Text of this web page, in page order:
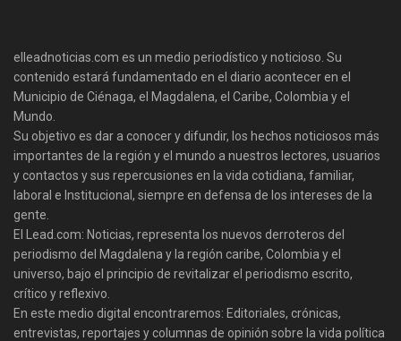
elleadnoticias.com es un medio periodístico y noticioso. Su
contenido estará fundamentado en el diario acontecer en el
Municipio de Ciénaga, el Magdalena, el Caribe, Colombia y el
Mundo.
Su objetivo es dar a conocer y difundir, los hechos noticiosos más
importantes de la región y el mundo a nuestros lectores, usuarios
y contactos y sus repercusiones en la vida cotidiana, familiar,
laboral e Institucional, siempre en defensa de los intereses de la
gente.
El Lead.com: Noticias, representa los nuevos derroteros del
periodismo del Magdalena y la región caribe, Colombia y el
universo, bajo el principio de revitalizar el periodismo escrito,
crítico y reflexivo.
En este medio digital encontraremos: Editoriales, crónicas,
entrevistas, reportajes y columnas de opinión sobre la vida política